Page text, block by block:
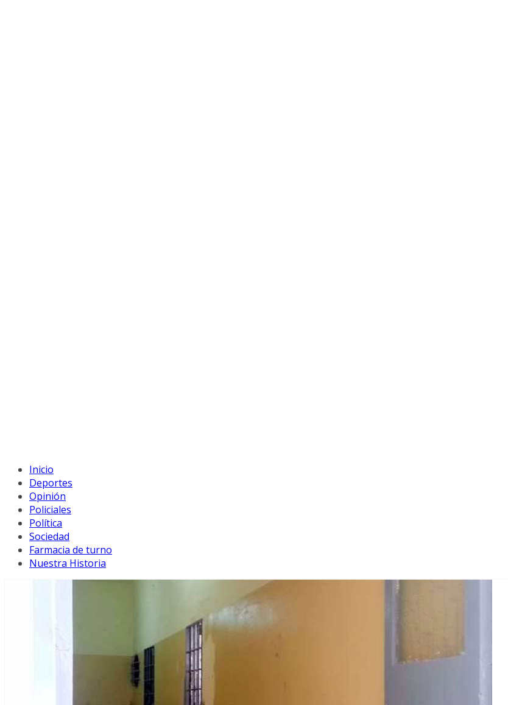
Inicio
Deportes
Opinión
Policiales
Política
Sociedad
Farmacia de turno
Nuestra Historia